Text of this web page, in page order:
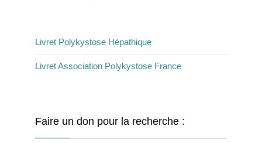
Livret Polykystose Hépathique
Livret Association Polykystose France
Faire un don pour la recherche :